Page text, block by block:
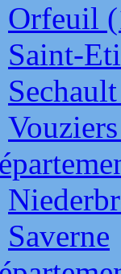
Orfeuil
Saint-
Saverne